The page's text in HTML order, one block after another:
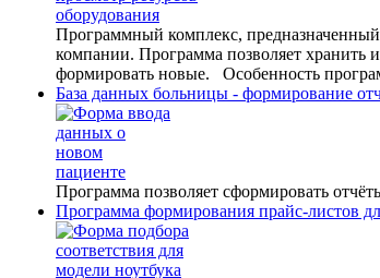
Программный комплекс,
компании. Программа позволяет хранить
формировать новые. Особенность
База данных больницы - формирование
Программа позволяет сформировать
Программа формирования прайс-листов